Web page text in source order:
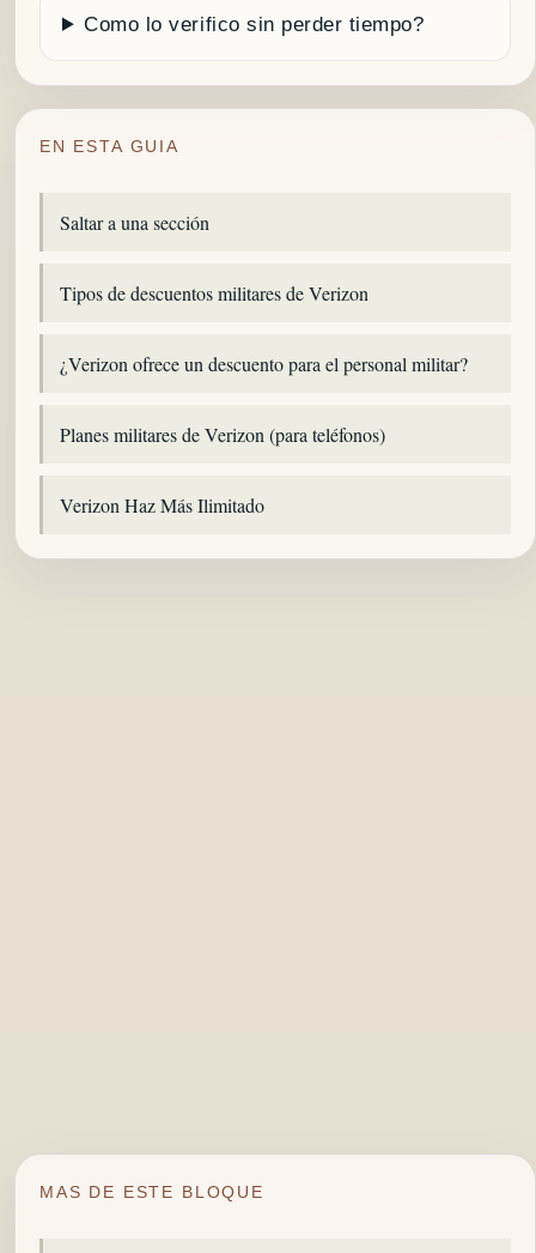
Como lo verifico sin perder tiempo?
EN ESTA GUIA
Saltar a una sección
Tipos de descuentos militares de Verizon
¿Verizon ofrece un descuento para el personal militar?
Planes militares de Verizon (para teléfonos)
Verizon Haz Más Ilimitado
MAS DE ESTE BLOQUE